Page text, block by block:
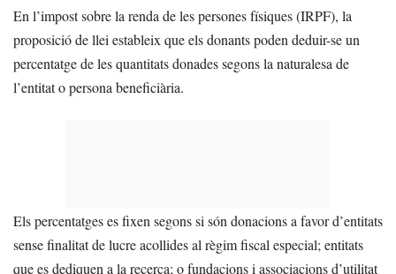
En l’impost sobre la renda de les persones físiques (IRPF), la
proposició de llei estableix que els donants poden deduir-se un
percentatge de les quantitats donades segons la naturalesa de
l’entitat o persona beneficiària.
Els percentatges es fixen segons si són donacions a favor d’entitats
sense finalitat de lucre acollides al règim fiscal especial; entitats
que es dediquen a la recerca; o fundacions i associacions d’utilitat